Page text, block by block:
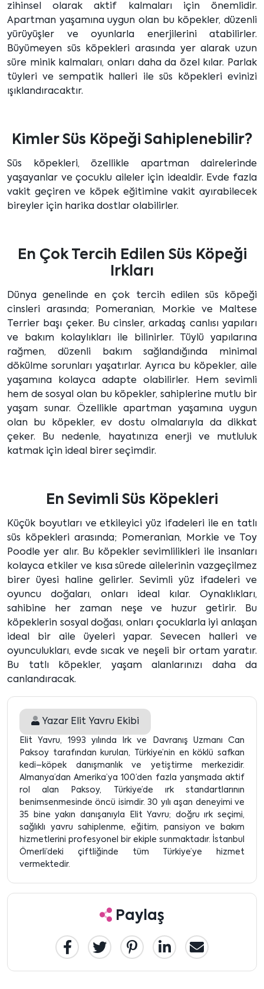
zihinsel olarak aktif kalmaları için önemlidir.
Apartman yaşamına uygun olan bu köpekler, düzenli
yürüyüşler ve oyunlarla enerjilerini atabilirler.
Büyümeyen süs köpekleri arasında yer alarak uzun
süre minik kalmaları, onları daha da özel kılar. Parlak
tüyleri ve sempatik halleri ile süs köpekleri evinizi
ışıklandıracaktır.
Kimler Süs Köpeği Sahiplenebilir?
Süs köpekleri, özellikle apartman dairelerinde
yaşayanlar ve çocuklu aileler için idealdir. Evde fazla
vakit geçiren ve köpek eğitimine vakit ayırabilecek
bireyler için harika dostlar olabilirler.
En Çok Tercih Edilen Süs Köpeği
Irkları
Dünya genelinde en çok tercih edilen süs köpeği
cinsleri arasında; Pomeranian, Morkie ve Maltese
Terrier başı çeker. Bu cinsler, arkadaş canlısı yapıları
ve bakım kolaylıkları ile bilinirler. Tüylü yapılarına
rağmen, düzenli bakım sağlandığında minimal
dökülme sorunları yaşatırlar. Ayrıca bu köpekler, aile
yaşamına kolayca adapte olabilirler. Hem sevimli
hem de sosyal olan bu köpekler, sahiplerine mutlu bir
yaşam sunar. Özellikle apartman yaşamına uygun
olan bu köpekler, ev dostu olmalarıyla da dikkat
çeker. Bu nedenle, hayatınıza enerji ve mutluluk
katmak için ideal birer seçimdir.
En Sevimli Süs Köpekleri
Küçük boyutları ve etkileyici yüz ifadeleri ile en tatlı
süs köpekleri arasında; Pomeranian, Morkie ve Toy
Poodle yer alır. Bu köpekler sevimlilikleri ile insanları
kolayca etkiler ve kısa sürede ailelerinin vazgeçilmez
birer üyesi haline gelirler. Sevimli yüz ifadeleri ve
oyuncu doğaları, onları ideal kılar. Oynaklıkları,
sahibine her zaman neşe ve huzur getirir. Bu
köpeklerin sosyal doğası, onları çocuklarla iyi anlaşan
ideal bir aile üyeleri yapar. Sevecen halleri ve
oyunculukları, evde sıcak ve neşeli bir ortam yaratır.
Bu tatlı köpekler, yaşam alanlarınızı daha da
canlandıracak.
Yazar Elit Yavru Ekibi
Elit Yavru, 1993 yılında Irk ve Davranış Uzmanı Can
Paksoy tarafından kurulan, Türkiye’nin en köklü safkan
kedi–köpek danışmanlık ve yetiştirme merkezidir.
Almanya’dan Amerika’ya 100’den fazla yarışmada aktif
rol alan Paksoy, Türkiye’de ırk standartlarının
benimsenmesinde öncü isimdir. 30 yılı aşan deneyimi ve
35 bine yakın danışanıyla Elit Yavru; doğru ırk seçimi,
sağlıklı yavru sahiplenme, eğitim, pansiyon ve bakım
hizmetlerini profesyonel bir ekiple sunmaktadır. İstanbul
Ömerli’deki çiftliğinde tüm Türkiye’ye hizmet
vermektedir.
Paylaş